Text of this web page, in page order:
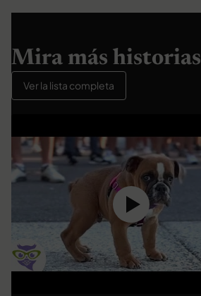
Mira más historias
Ver la lista completa